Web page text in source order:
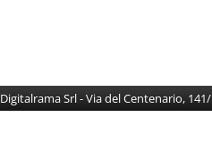
Digitalrama Srl - Via del Centenario,